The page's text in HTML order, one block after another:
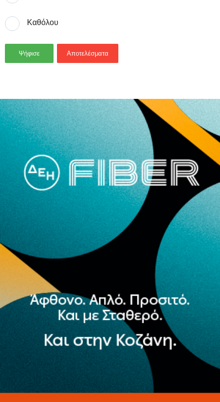
Καθόλου
Ψήφισε Αποτελέσματα
- Advertisement -